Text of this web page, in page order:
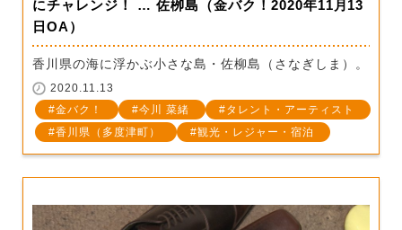
にチャレンジ！ … 佐栁島（金バク！2020年11月13
日OA）
香川県の海に浮かぶ小さな島・佐柳島（さなぎしま）。
2020.11.13
金バク！
今川 菜緒
タレント・アーティスト
香川県（多度津町）
観光・レジャー・宿泊